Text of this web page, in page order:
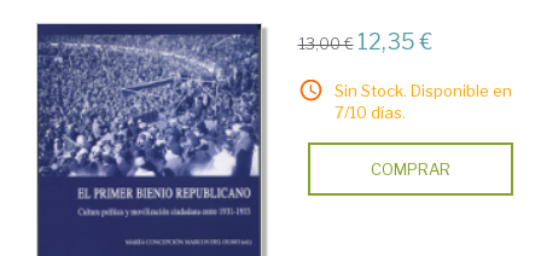
13,00 € 12,35 €
Sin Stock. Disponible en
7/10 días.
COMPRAR